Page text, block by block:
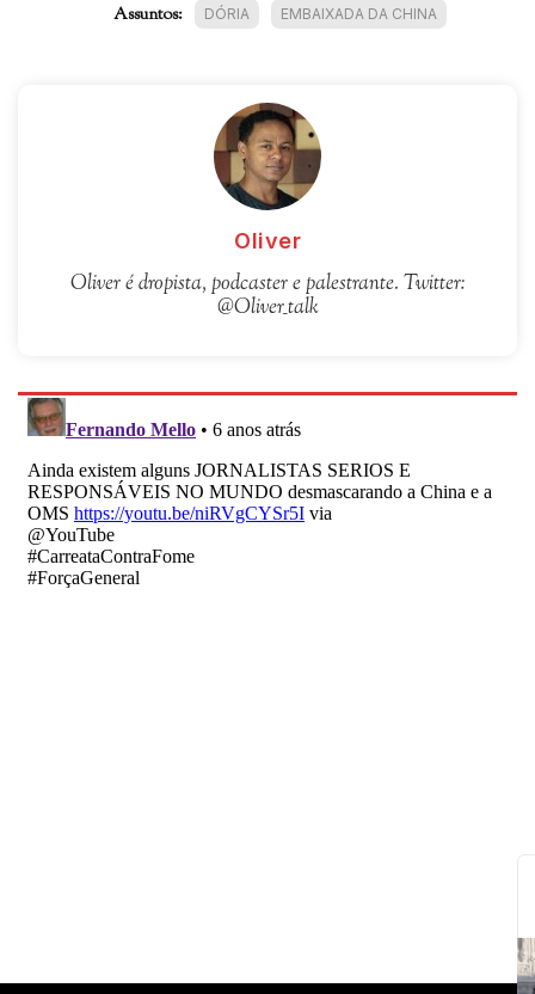
Assuntos: DÓRIA EMBAIXADA DA CHINA
Oliver
Oliver é dropista, podcaster e palestrante. Twitter:
@Oliver_talk